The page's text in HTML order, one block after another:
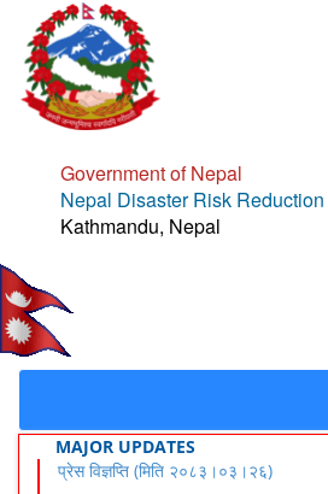
Government of Nepal
Nepal Disaster Risk
Kathmandu, Nepal
MAJOR UPDATES
प्रेस विज्ञप्ति (मिति २०८३।०३।२६)